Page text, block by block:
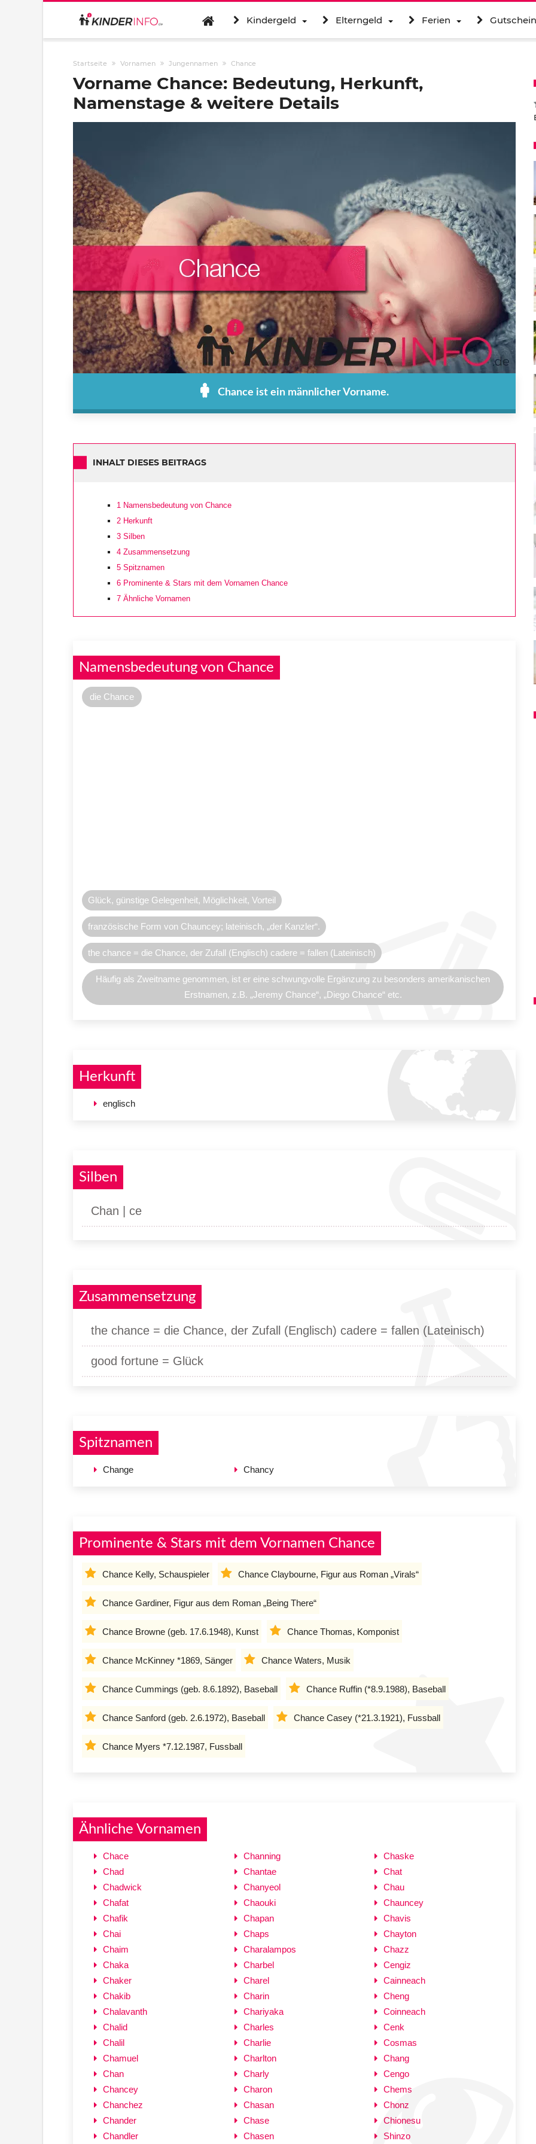
Kindergeld Elterngeld Ferien
Startseite Vornamen Jungennamen Chance
Vorname Chance: Bedeutung, Herkunft,
Namenstage & weitere Details
Chance ist ein männlicher Vorname.
INHALT DIESES BEITRAGS
1 Namensbedeutung von Chance
2 Herkunft
3 Silben
4 Zusammensetzung
5 Spitznamen
6 Prominente & Stars mit dem Vornamen Chance
7 Ähnliche Vornamen
Namensbedeutung von Chance
die Chance
Glück, günstige Gelegenheit, Möglichkeit, Vorteil
französische Form von Chauncey; lateinisch, „der Kanzler“.
the chance = die Chance, der Zufall (Englisch) cadere = fallen (Lateinisch)
Häufig als Zweitname genommen, ist er eine schwungvolle Ergänzung zu besonders amerikanischen
Erstnamen, z.B. „Jeremy Chance“, „Diego Chance“ etc.
Herkunft
englisch
Silben
Chan | ce
Zusammensetzung
the chance = die Chance, der Zufall (Englisch) cadere = fallen (Lateinisch)
good fortune = Glück
Spitznamen
Change Chancy
Prominente & Stars mit dem Vornamen Chance
Chance Kelly, Schauspieler Chance Claybourne, Figur aus Roman „Virals“
Chance Gardiner, Figur aus dem Roman „Being There“
Chance Browne (geb. 17.6.1948), Kunst Chance Thomas, Komponist
Chance McKinney *1869, Sänger Chance Waters, Musik
Chance Cummings (geb. 8.6.1892), Baseball Chance Ruffin (*8.9.1988), Baseball
Chance Sanford (geb. 2.6.1972), Baseball Chance Casey (*21.3.1921), Fussball
Chance Myers *7.12.1987, Fussball
Ähnliche Vornamen
Chace
Chad
Chadwick
Chafat
Chafik
Chai
Chaim
Chaka
Chaker
Chakib
Chalavanth
Chalid
Chalil
Chamuel
Chan
Chancey
Chanchez
Chander
Chandler
Channing
Chantae
Chanyeol
Chaouki
Chapan
Chaps
Charalampos
Charbel
Charel
Charin
Chariyaka
Charles
Charlie
Charlton
Charly
Charon
Chasan
Chase
Chasen
Chaske
Chat
Chau
Chauncey
Chavis
Chayton
Chazz
Cengiz
Cainneach
Cheng
Coinneach
Cenk
Cosmas
Chang
Cengo
Chems
Chonz
Chionesu
Shinzo